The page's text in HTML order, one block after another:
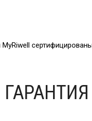
MyRiwell